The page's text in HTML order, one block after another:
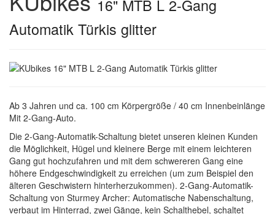
16" MTB L 2-Gang
Automatik Türkis glitter
Ab 3 Jahren und ca. 100 cm Körpergröße / 40 cm Innenbeinlänge
Mit 2-Gang-Auto.
Die 2-Gang-Automatik-Schaltung bietet unseren kleinen Kunden
die Möglichkeit, Hügel und kleinere Berge mit einem leichteren
Gang gut hochzufahren und mit dem schwereren Gang eine
höhere Endgeschwindigkeit zu erreichen (um zum Beispiel den
älteren Geschwistern hinterherzukommen). 2-Gang-Automatik-
Schaltung von Sturmey Archer: Automatische Nabenschaltung,
verbaut im Hinterrad, zwei Gänge, kein Schalthebel, schaltet